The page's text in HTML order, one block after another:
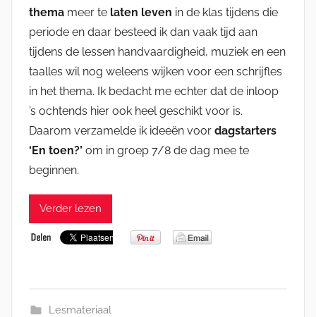
thema meer te laten leven in de klas tijdens die
periode en daar besteed ik dan vaak tijd aan
tijdens de lessen handvaardigheid, muziek en een
taalles wil nog weleens wijken voor een schrijfles
in het thema. Ik bedacht me echter dat de inloop
’s ochtends hier ook heel geschikt voor is.
Daarom verzamelde ik ideeën voor dagstarters
‘En toen?’ om in groep 7/8 de dag mee te
beginnen.
Verder lezen
Lesmateriaal